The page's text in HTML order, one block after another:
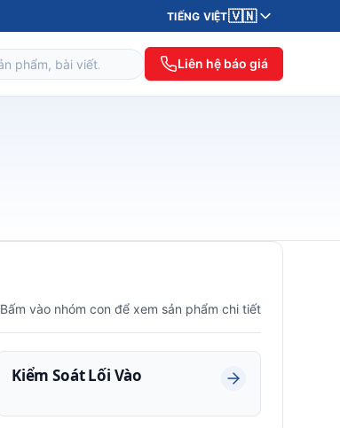
TIẾNG VIỆT🇻🇳
Liên hệ báo giá
Bấm vào nhóm con để xem sản phẩm chi tiết
Kiểm Soát Lối Vào